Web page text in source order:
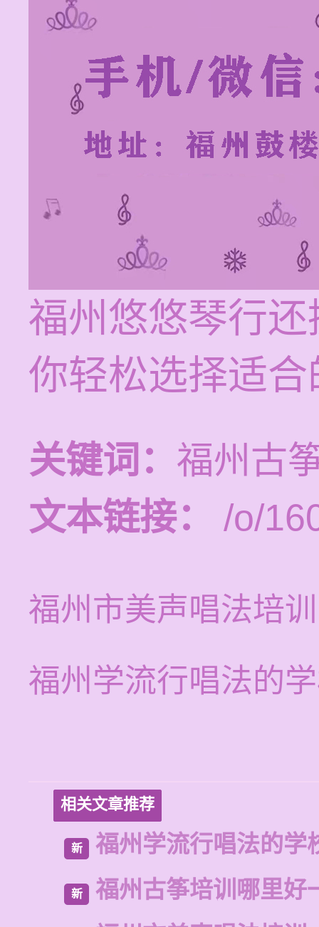
福州悠悠琴行还
你轻松选择适
关键词： 福州古
文本链接：
/o/
福州市美声唱法培训
福州学流行唱法的
相关文章推荐
新 福州学流行唱法的学
新
福州古筝培训哪里好